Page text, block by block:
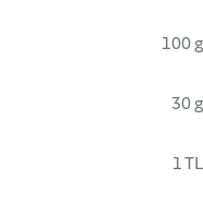
100 g
30 g
1 TL